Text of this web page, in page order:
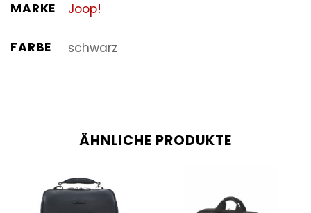
MARKE Joop!
FARBE schwarz
ÄHNLICHE PRODUKTE